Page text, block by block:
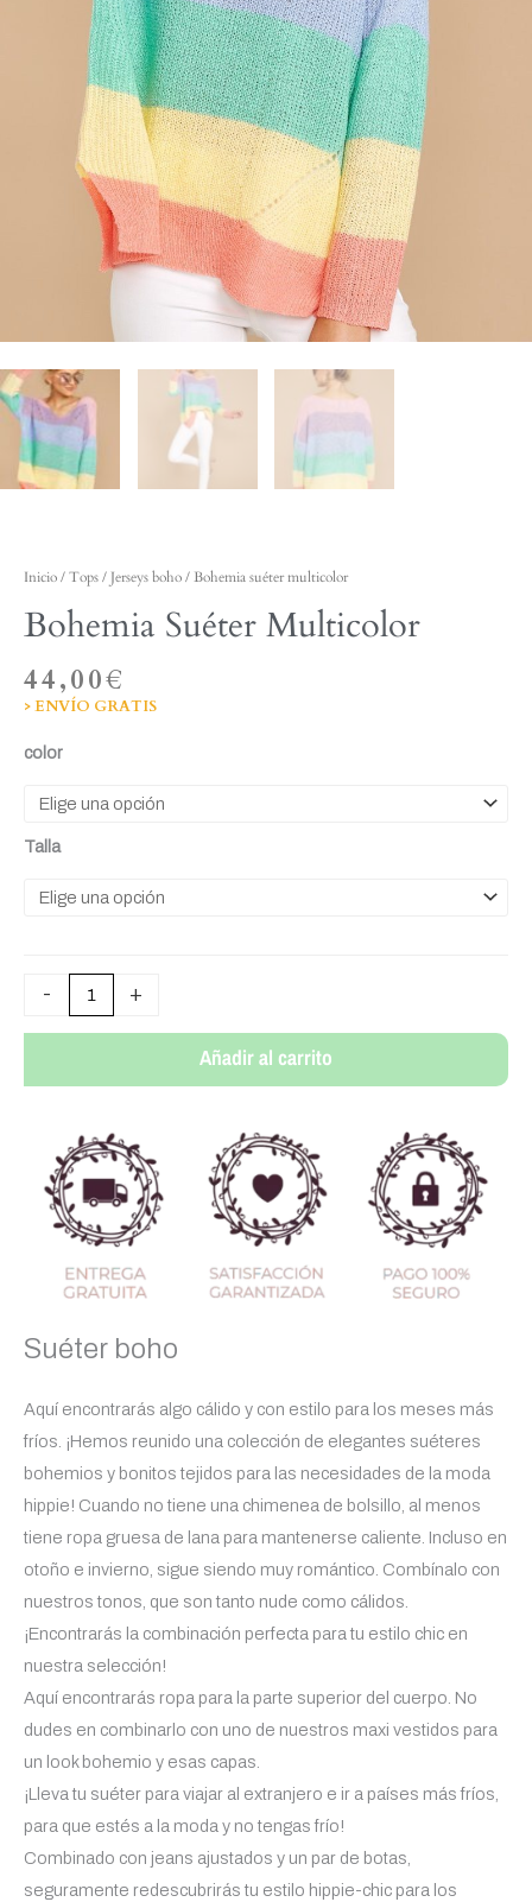
Inicio/Tops/Jerseys boho/ Bohemia suéter multicolor
Bohemia Suéter Multicolor
44,00€
> ENVÍO GRATIS
color
Talla
-
Bohemia
multicolor
cantidad
+
Añadir al carrito
Suéter boho
Aquí encontrarás algo cálido y con estilo para los meses más
fríos. ¡Hemos reunido una colección de elegantes suéteres
bohemios y bonitos tejidos para las necesidades de la moda
hippie! Cuando no tiene una chimenea de bolsillo, al menos
tiene ropa gruesa de lana para mantenerse caliente. Incluso en
otoño e invierno, sigue siendo muy romántico. Combínalo con
nuestros tonos, que son tanto nude como cálidos.
¡Encontrarás la combinación perfecta para tu estilo chic en
nuestra selección!
Aquí encontrarás ropa para la parte superior del cuerpo. No
dudes en combinarlo con uno de nuestros maxi vestidos para
un look bohemio y esas capas.
¡Lleva tu suéter para viajar al extranjero e ir a países más fríos,
para que estés a la moda y no tengas frío!
Combinado con jeans ajustados y un par de botas,
seguramente redescubrirás tu estilo hippie-chic para los